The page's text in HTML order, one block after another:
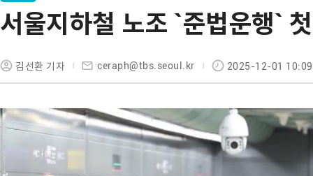
서울지하철 노조 `준법운행`
김선환 기자 ceraph@tbs.seoul.kr 2025-12-01 10:09